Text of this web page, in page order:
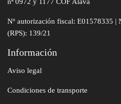
nª 0972 y 1177 COF Alava
Nº autorización fiscal: E01578335 |
(RPS): 139/21
Información
Aviso legal
Condiciones de transporte